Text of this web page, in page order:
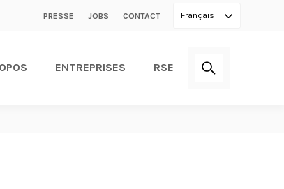
Secondary
PRESSE JOBS CONTACT Français
ENTREPRISES RSE